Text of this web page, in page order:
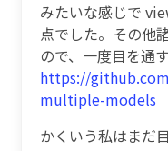
みたいな感じで
点でした。その他
ので、一度目を通
https://
multiple-models
かくいう私はまだ